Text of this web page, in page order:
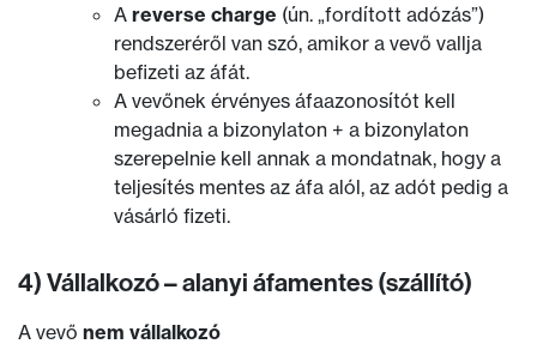
A reverse charge (ún. „fordított adózás”)
rendszeréről van szó, amikor a vevő vallja
befizeti az áfát.
A vevőnek érvényes áfaazonosítót kell
megadnia a bizonylaton + a bizonylaton
szerepelnie kell annak a mondatnak, hogy a
teljesítés mentes az áfa alól, az adót pedig a
vásárló fizeti.
4) Vállalkozó – alanyi áfamentes (szállító)
A vevő nem vállalkozó